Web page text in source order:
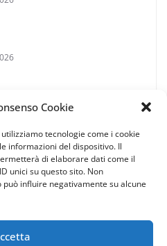
Cookie
tecnologie come i cookie
informazioni del dispositivo. Il
di elaborare dati come il
unici su questo sito. Non
influire negativamente su alcune